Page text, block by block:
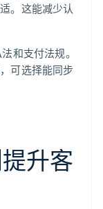
。这能减少认
和支付法规。
可选择能同步
升客